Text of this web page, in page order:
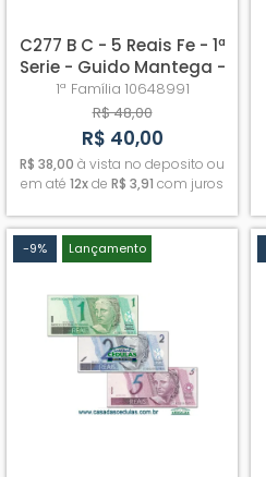
C277 B C - 5 Reais Fe - 1ª
Serie - Guido Mantega -
Henrique Meirelles
1ª Família 10648991
R$ 48,00
R$ 40,00
R$ 38,00 à vista no deposito ou
em até 12xde R$ 3,91 com juros
-9% Lançamento